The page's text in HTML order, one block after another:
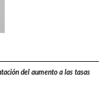
del aumento a las tasas